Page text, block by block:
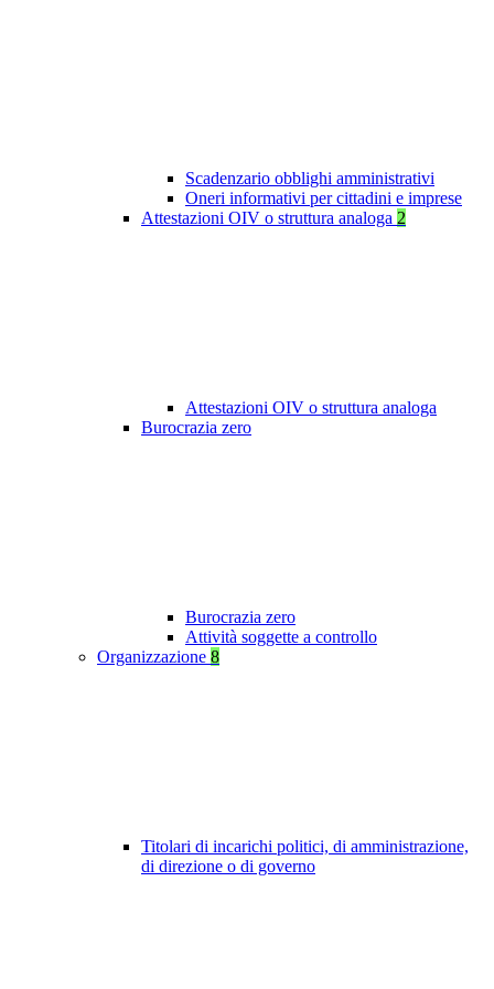
Scadenzario obblighi amministrativi
Oneri informativi per cittadini e imprese
Attestazioni OIV o struttura analoga 2
Attestazioni OIV o struttura analoga
Burocrazia zero
Burocrazia zero
Attività soggette a controllo
Organizzazione 8
Titolari di incarichi politici, di amministrazione,
di direzione o di governo